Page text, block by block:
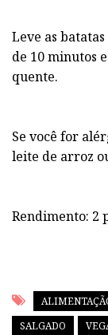
Leve as
de 10 minutos
quente.
Se você for
leite de arroz
Rendimento: 2
SALGADO